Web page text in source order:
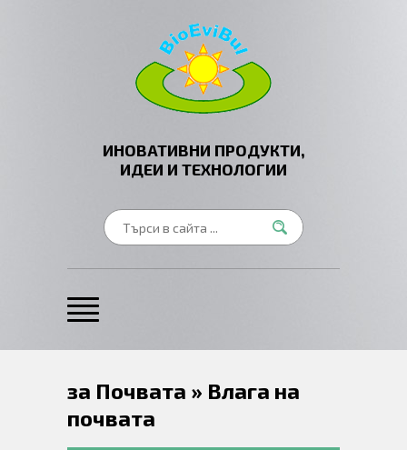
ИНОВАТИВНИ ПРОДУКТИ,
ИДЕИ И ТЕХНОЛОГИИ
за Почвата » Влага на
почвата